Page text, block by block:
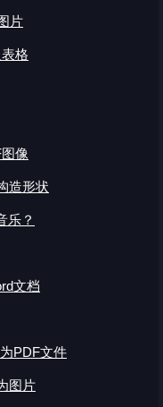
片
格
像
造形状
乐？
文档
PDF文件
图片